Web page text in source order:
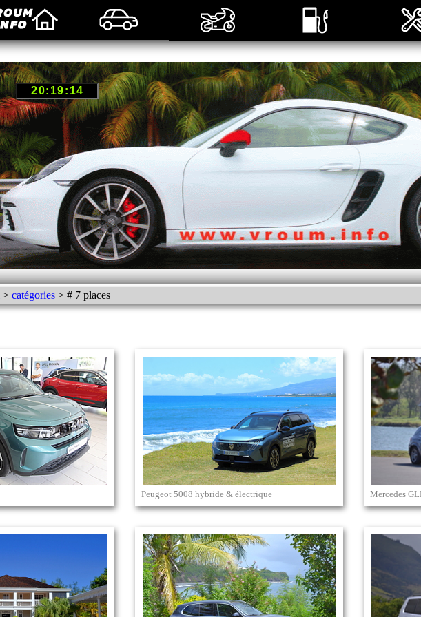
> catégories> # 7 places
Peugeot 5008 hybride & électrique Mercedes